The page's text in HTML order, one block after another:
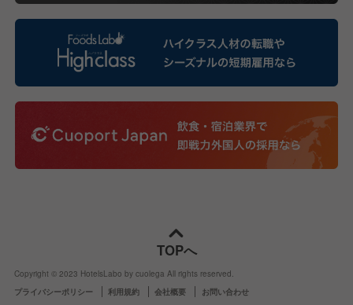
TOPへ
Copyright © 2023 HotelsLabo by cuolega All rights reserved.
プライバシーポリシー
利用規約 会社概要 お問い合わせ